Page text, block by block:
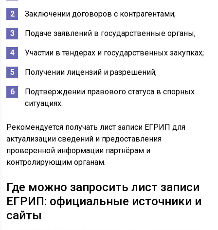
Заключении договоров с контрагентами;
Подаче заявлений в государственные органы;
Участии в тендерах и государственных закупках;
Получении лицензий и разрешений;
Подтверждении правового статуса в спорных
ситуациях.
Рекомендуется получать лист записи ЕГРИП для
актуализации сведений и предоставления
проверенной информации партнёрам и
контролирующим органам.
Где можно запросить лист записи
ЕГРИП: официальные источники и
сайты